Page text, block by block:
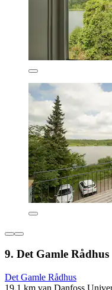
9. Det Gamle Rådhus
Det Gamle Rådhus
19,1 km van Danfoss